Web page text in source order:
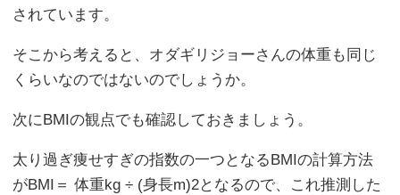
されています。
そこから考えると、オダギリジョーさんの体重も同じ
くらいなのではないのでしょうか。
次にBMIの観点でも確認しておきましょう。
太り過ぎ痩せすぎの指数の一つとなるBMIの計算方法
がBMI＝ 体重kg ÷ (身長m)2となるので、これ推測した